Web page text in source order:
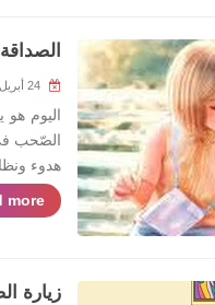
اليوم هو
الصّحب
هدوء
»
زيارة